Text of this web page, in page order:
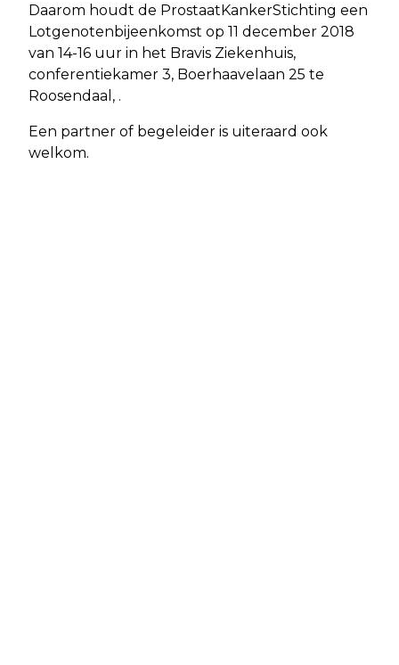
Daarom houdt de ProstaatKankerStichting een
Lotgenotenbijeenkomst op 11 december 2018
van 14-16 uur in het Bravis Ziekenhuis,
conferentiekamer 3, Boerhaavelaan 25 te
Roosendaal, .
Een partner of begeleider is uiteraard ook
welkom.